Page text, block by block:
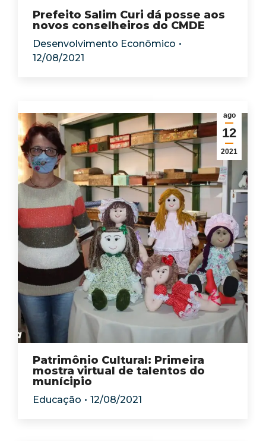
Prefeito Salim Curi dá posse aos
novos conselheiros do CMDE
Desenvolvimento Econômico
12/08/2021
ago
12
2021
Patrimônio Cultural: Primeira
mostra virtual de talentos do
munícipio
Educação 12/08/2021